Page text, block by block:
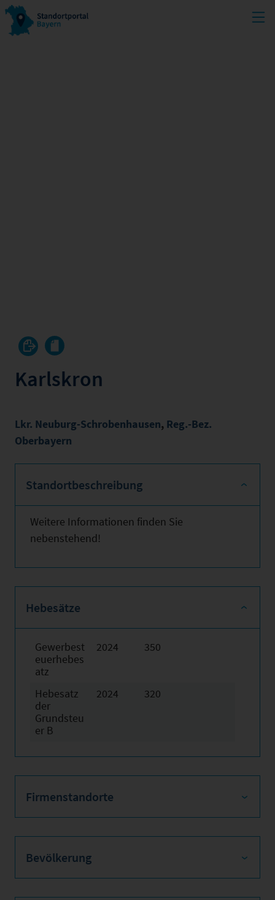
Karlskron
Lkr. Neuburg-Schrobenhausen, Reg.-Bez.
Oberbayern
Standortbeschreibung
Weitere Informationen finden Sie
nebenstehend!
Hebesätze
Gewerbest
euerhebes
atz
2024 350
Hebesatz
der
Grundsteu
er B
2024 320
Firmenstandorte
Bevölkerung